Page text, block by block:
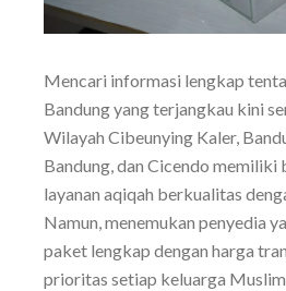
Mencari informasi lengkap
Bandung yang terjangkau kini
Wilayah Cibeunying Kaler,
Bandung, dan Cicendo memiliki
layanan aqiqah berkualitas
Namun, menemukan penyedia
paket lengkap dengan harga
prioritas setiap keluarga